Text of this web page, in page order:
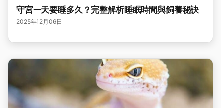
守宮一天要睡多久？完整解析睡眠時間與飼養秘訣
2025年12月06日